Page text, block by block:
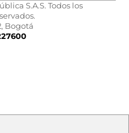
S.A.S. Todos los
Bogotá